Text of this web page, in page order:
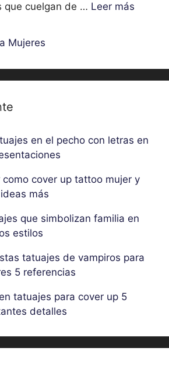
que cuelgan de … Leer más
Mujeres
en el pecho con letras en
como cover up tattoo mujer y
más
que simbolizan familia en
estilos
tatuajes de vampiros para
5 referencias
tatuajes para cover up 5
detalles